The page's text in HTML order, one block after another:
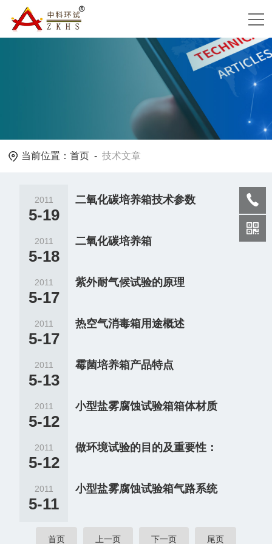
当前位置：首页 -技术文章
2011
5-19
二氧化碳培养箱技术参数
2011
5-18
二氧化碳培养箱
2011
5-17
紫外耐气候试验的原理
2011
5-17
热空气消毒箱用途概述
2011
5-13
霉菌培养箱产品特点
2011
5-12
小型盐雾腐蚀试验箱箱体材质
2011
5-12
做环境试验的目的及重要性：
2011
5-11
小型盐雾腐蚀试验箱气路系统
首页 上一页 下一页 尾页